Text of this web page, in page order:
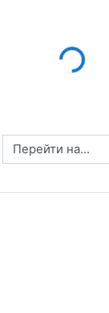
Loading...
на...